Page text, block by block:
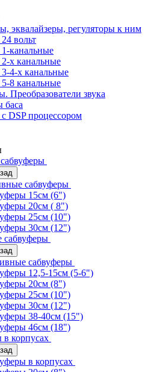
эквалайзеры, регуляторы к ним
вольт
канальные
х канальные
4-х канальные
8 канальные
Преобразователи звука
баса
DSP процессором
сабвуферы
15см (6")
20см ( 8")
25см (10")
30см (12")
сабвуферы
сабвуферы
12,5-15см (5-6")
20см (8")
25см (10")
30см (12")
38-40см (15")
46см (18")
корпусах
в корпусах